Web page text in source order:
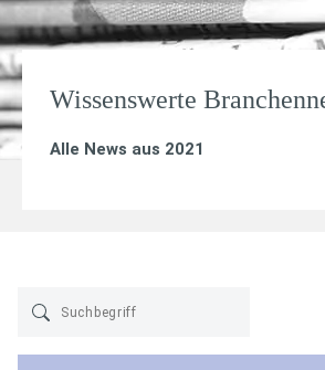
Wissenswerte
Alle News aus 2021